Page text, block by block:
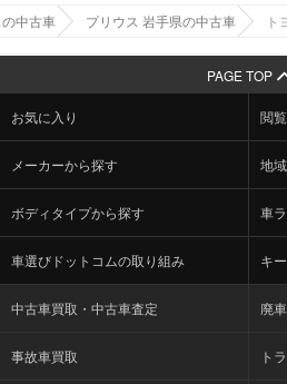
中古車 プリウス 岩手県の中古車 ト
PAGE TOP
お気に入り 閲
メーカーから探す 地
ボディタイプから探す 車
車選びドットコムの取り組み キ
中古車買取・中古車査定 廃
事故車買取 ト